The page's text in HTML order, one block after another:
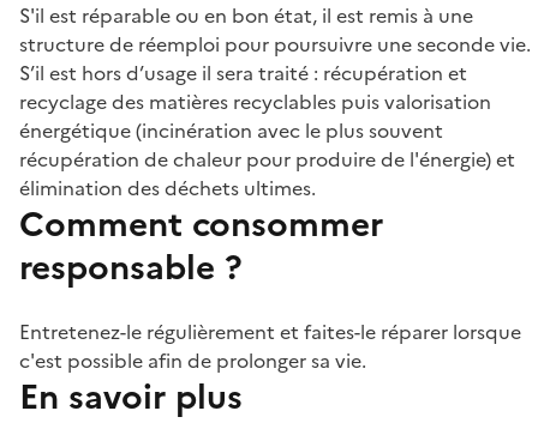
S'il est réparable ou en bon état, il est remis à une
structure de réemploi pour poursuivre une seconde vie.
S’il est hors d’usage il sera traité : récupération et
recyclage des matières recyclables puis valorisation
énergétique (incinération avec le plus souvent
récupération de chaleur pour produire de l'énergie) et
élimination des déchets ultimes.
Comment consommer
responsable ?
Entretenez-le régulièrement et faites-le réparer lorsque
c'est possible afin de prolonger sa vie.
En savoir plus